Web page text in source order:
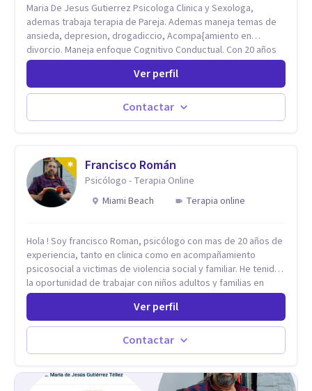
Maria De Jesus Gutierrez Psicologa Clinica y Sexologa,
ademas trabaja terapia de Pareja. Ademas maneja temas de
ansieda, depresion, drogadiccio, Acompa{amiento en
divorcio. Maneja enfoque Cognitivo Conductual. Con 20 años
de experiencia, constantemente capacitandose en las
diferntes areas de la Salud Mental.
Ver perfil
Contactar
Francisco Román
Psicólogo - Terapia Online
Miami Beach
Terapia online
Hola ! Soy francisco Roman, psicólogo con mas de 20 años de
experiencia, tanto en clinica como en acompañamiento
psicosocial a victimas de violencia social y familiar. He tenido
la oportunidad de trabajar con niños adultos y familias en
todos los espacios y esto me ha dado un una variedad de
aprendizajes que ahora pongo a tu disposicion. En la
actualidad puedo atenderte de manera presencial y/o virtual,
de lunes a sabado. el costo de cada sesión lo acordamos en
el primer contacto
Ver perfil
Contactar